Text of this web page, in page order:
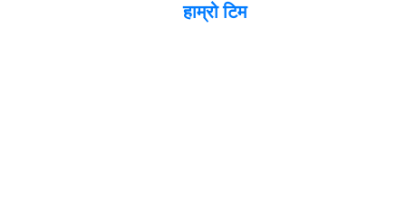
हाम्रो टिम